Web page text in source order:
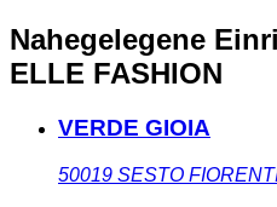
Nahegelegene
ELLE FASHION
VERDE GIOIA
50019 SESTO